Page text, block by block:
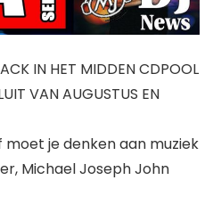
IN HET MIDDEN CDPOOL
VAN AUGUSTUS EN
moet je denken aan muziek
Michael Joseph John